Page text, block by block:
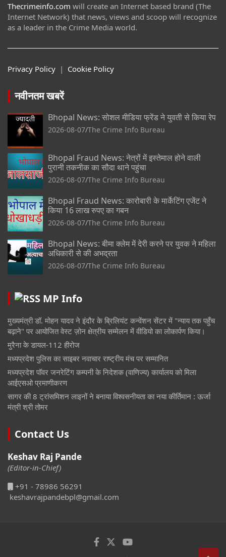
Thecrimeinfo.com will create an Internet based brand (The
Internet Network) that news, views and scoop will recognize
as a leader in the Crime Media world.
Privacy Policy | Cookie Policy
नवीनतम खबरें
Bhopal News: सोशल मीडिया फ्रेंड ने युवती से किया रेप
2026-08-07 The Crime Info Bureau
Bhopal Fraud News: नेत्रों में इस्तेमाल होने वाली
पुरानी तकनीक का सौदा थाने पहुंचा
2026-08-07 The Crime Info Bureau
Bhopal Fraud News: कारोबारी के मार्केटिंग एजेंट ने
किया 16 लाख रुपए का गबन
2026-08-07 The Crime Info Bureau
Bhopal News: बीमा क्लेम में देरी करने पर युवक ने महिला
अधिकारी से की अभद्रता
2026-08-07 The Crime Info Bureau
MP Info
मुख्यमंत्री डॉ. मोहन यादव ने इंदौर के ब्रिलियंट कन्वेंशन सेंटर में "न्याय तक पहुँच
बढ़ाने" पर आयोजित वेस्ट ज़ोन क्षेत्रीय सम्मेलन में वीडियो का लोकार्पण किया।
मुरैना के डायल-112 हीरोज
मध्यप्रदेश पुलिस का साइबर नवाचार राष्ट्रीय मंच पर सम्मानित
मध्यप्रदेश पॉवर जनरेटिंग कम्पनी के निदेशक (वाणिज्य) कार्यालय को मिला
आईएसओ प्रमाणीकरण
सागर की 8 ट्रांसमिशन लाइनों ने बनाया विश्वसनीयता का नया कीर्तिमान : ऊर्जा
मंत्री श्री तोमर
Contact Us
Keshav Raj Pande
(Editor-in-Chief)
+91 - 78986 56291
keshavrajpandebpl@gmail.com